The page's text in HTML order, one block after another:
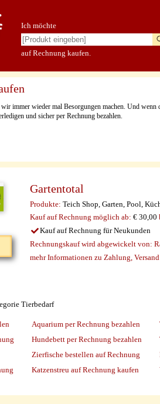
Ich möchte
auf Rechnung kaufen.
immer wieder mal Besorgungen machen. Und
und sicher per Rechnung bezahlen.
Gartentotal
Produkte: Teich Shop, Garten, Pool,
Kauf auf Rechnung möglich ab: € 30,00
Kauf auf Rechnung für Neukunden
Rechnungskauf wird abgewickelt von:
mehr Informationen zu Zahlung,
Tierbedarf
Aquarium per Rechnung bezahlen
Hundebett per Rechnung bezahlen
Zierfische bestellen auf Rechnung
Katzenstreu auf Rechnung kaufen